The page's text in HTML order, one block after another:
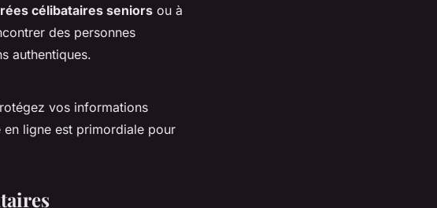
célibataires seniors ou à
des personnes
authentiques.
vos informations
ligne est primordiale pour